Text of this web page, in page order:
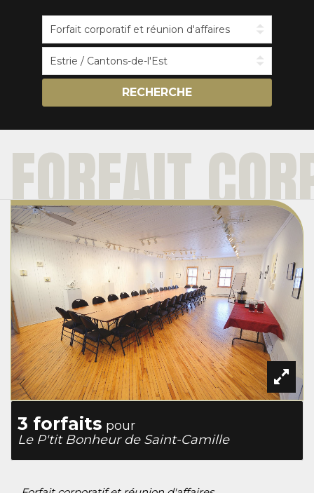
RECHERCHE
FORFAIT
3 forfaits pour
Le P'tit Bonheur de Saint-Camille